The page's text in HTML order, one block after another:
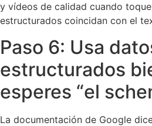
y vídeos de calidad cuando
estructurados coincidan con el
Paso 6: Usa
estructurados
esperes “el
La documentación de Google